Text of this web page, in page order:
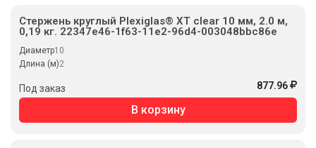
Стержень круглый Plexiglas® XT clear 10 мм, 2.0 м,
0,19 кг. 22347e46-1f63-11e2-96d4-003048bbc86e
Диаметр10
Длина (м)2
Под заказ 877.96
В корзину